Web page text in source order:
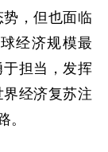
，但也面临
经济规模最
担当，发挥
经济复苏注
。